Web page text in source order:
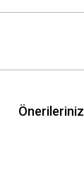
Önerileriniz